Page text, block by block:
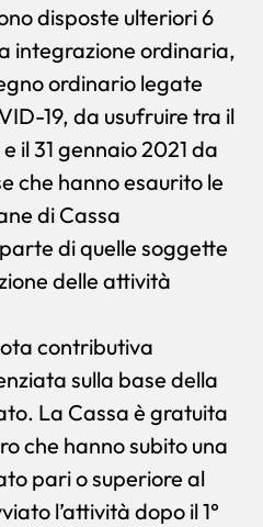
disposte ulteriori 6
integrazione ordinaria,
ordinario legate
19, da usufruire tra il
il 31 gennaio 2021 da
che hanno esaurito le
di Cassa
di quelle soggette
delle attività
contributiva
sulla base della
La Cassa è gratuita
che hanno subito una
pari o superiore al
l’attività dopo il 1°